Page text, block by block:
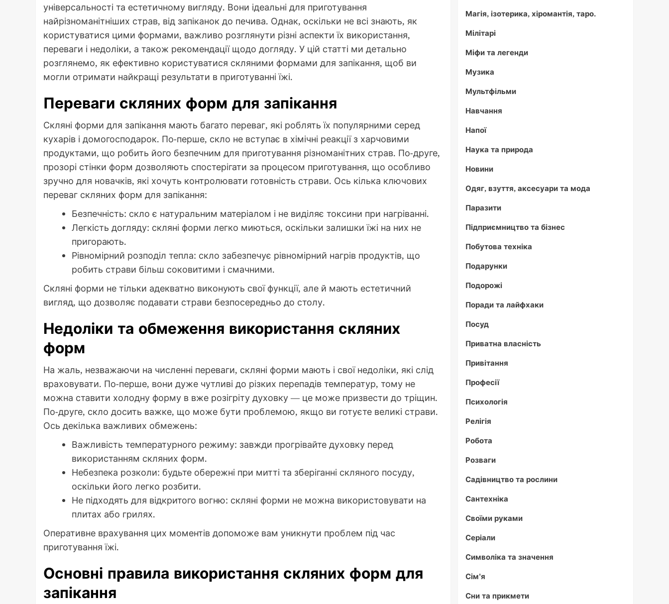
універсальності та естетичному вигляду. Вони ідеальні для приготування
найрізноманітніших страв, від запіканок до печива. Однак, оскільки не всі знають, як
користуватися цими формами, важливо розглянути різні аспекти їх використання,
переваги і недоліки, а також рекомендації щодо догляду. У цій статті ми детально
розглянемо, як ефективно користуватися скляними формами для запікання, щоб ви
могли отримати найкращі результати в приготуванні їжі.
Переваги скляних форм для запікання
Скляні форми для запікання мають багато переваг, які роблять їх популярними серед
кухарів і домогосподарок. По-перше, скло не вступає в хімічні реакції з харчовими
продуктами, що робить його безпечним для приготування різноманітних страв. По-друге,
прозорі стінки форм дозволяють спостерігати за процесом приготування, що особливо
зручно для новачків, які хочуть контролювати готовність страви. Ось кілька ключових
переваг скляних форм для запікання:
Безпечність: скло є натуральним матеріалом і не виділяє токсини при нагріванні.
Легкість догляду: скляні форми легко миються, оскільки залишки їжі на них не
пригорають.
Рівномірний розподіл тепла: скло забезпечує рівномірний нагрів продуктів, що
робить страви більш соковитими і смачними.
Скляні форми не тільки адекватно виконують свої функції, але й мають естетичний
вигляд, що дозволяє подавати страви безпосередньо до столу.
Недоліки та обмеження використання скляних
форм
На жаль, незважаючи на численні переваги, скляні форми мають і свої недоліки, які слід
враховувати. По-перше, вони дуже чутливі до різких перепадів температур, тому не
можна ставити холодну форму в вже розігріту духовку — це може призвести до тріщин.
По-друге, скло досить важке, що може бути проблемою, якщо ви готуєте великі страви.
Ось декілька важливих обмежень:
Важливість температурного режиму: завжди прогрівайте духовку перед
використанням скляних форм.
Небезпека розколи: будьте обережні при митті та зберіганні скляного посуду,
оскільки його легко розбити.
Не підходять для відкритого вогню: скляні форми не можна використовувати на
плитах або грилях.
Оперативне врахування цих моментів допоможе вам уникнути проблем під час
приготування їжі.
Основні правила використання скляних форм для
запікання
Магія, ізотерика, хіромантія, таро.
Мілітарі
Міфи та легенди
Музика
Мультфільми
Навчання
Напої
Наука та природа
Новини
Одяг, взуття, аксесуари та мода
Паразити
Підприємництво та бізнес
Побутова техніка
Подарунки
Подорожі
Поради та лайфхаки
Посуд
Приватна власність
Привітання
Професії
Психологія
Релігія
Робота
Розваги
Садівництво та рослини
Сантехніка
Своїми руками
Серіали
Символіка та значення
Сім'я
Сни та прикмети